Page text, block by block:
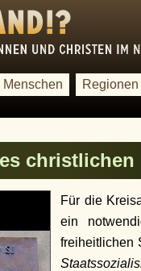
Menschen Regionen
christlichen
Für die
ein
freiheitlichen